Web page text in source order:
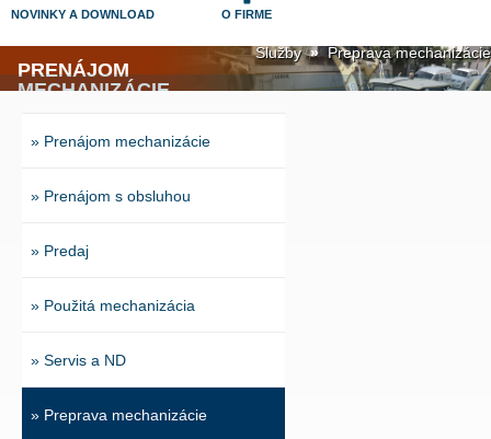
NOVINKY A DOWNLOAD O FIRME
PRENÁJOM
MECHANIZÁCIE
na prenájom alebo predaj. Poskytujeme
špecializované služby a riešenia na mieru
Služby » Preprava mechanizácie
» Prenájom mechanizácie
» Prenájom s obsluhou
» Predaj
» Použitá mechanizácia
» Servis a ND
» Preprava mechanizácie